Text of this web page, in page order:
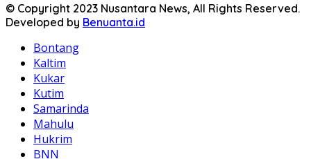
© Copyright 2023 Nusantara News, All Rights Reserved.
Developed by Benuanta.id
Bontang
Kaltim
Kukar
Kutim
Samarinda
Mahulu
Hukrim
BNN